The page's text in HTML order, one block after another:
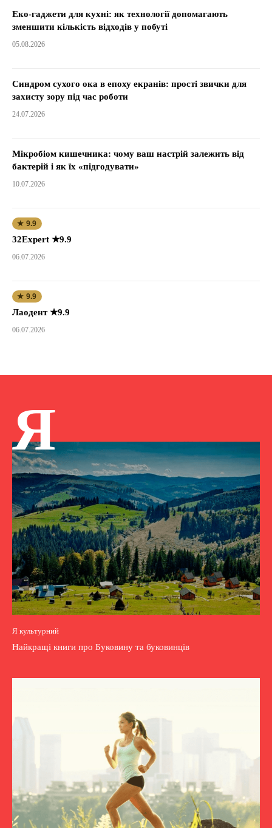
Еко-гаджети для кухні: як технології допомагають
зменшити кількість відходів у побуті
05.08.2026
Синдром сухого ока в епоху екранів: прості звички для
захисту зору під час роботи
24.07.2026
Мікробіом кишечника: чому ваш настрій залежить від
бактерій і як їх «підгодувати»
10.07.2026
★ 9.9
32Expert ★9.9
06.07.2026
★ 9.9
Лаодент ★9.9
06.07.2026
Я
Я культурний
Найкращі книги про Буковину та буковинців